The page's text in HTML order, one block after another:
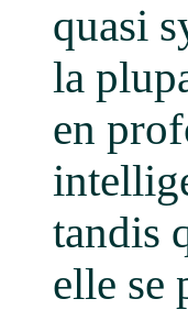
quasi
la
en
tandis
elle se